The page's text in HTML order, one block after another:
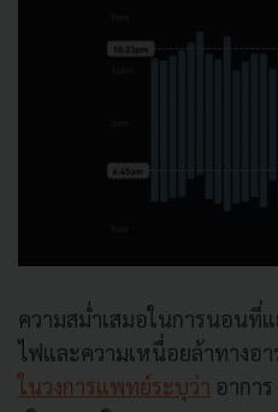
ความสม่ำเสมอในการนอนที่
ไฟและความเหนื่อยล้าทางอ
ในวงการแพทย์ระบุว่า อากา